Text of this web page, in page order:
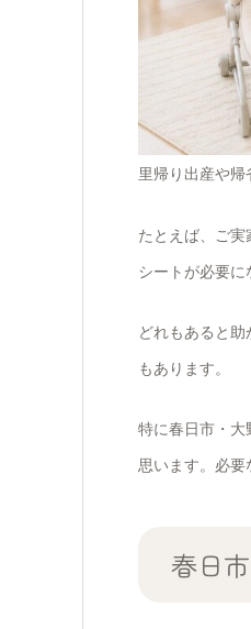
里帰り出産や帰
たとえば、ご
シートが必要に
どれもあると
もあります。
特に春日市・大
思います。必要
春日